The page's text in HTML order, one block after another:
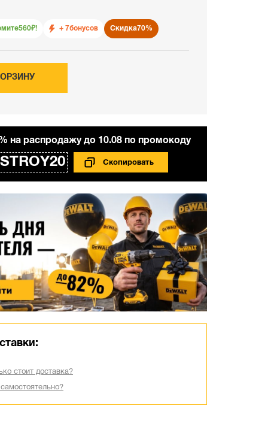
560₽! + 7бонусов Скидка70%
на распродажу до 10.08 по промокоду
стоит доставка?